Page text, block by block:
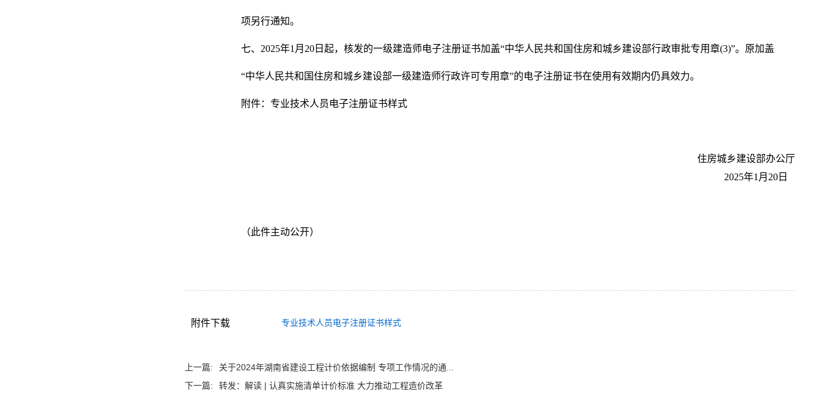
项另行通知。
七、2025年1月20日起，核发的一级建造师电子注册证书加盖“中华人民共和国住房和城乡建设部行政审批专用章(3)”。原加盖
“中华人民共和国住房和城乡建设部一级建造师行政许可专用章”的电子注册证书在使用有效期内仍具效力。
附件：专业技术人员电子注册证书样式
住房城乡建设
2025年1月20
（此件主动公开）
附件下载 专业技术人员电子注册证书样式
上一篇:
关于2024年湖南省建设工程计价依据编制 专项工作情况的通...
下一篇:
转发：解读 | 认真实施清单计价标准 大力推动工程造价改革